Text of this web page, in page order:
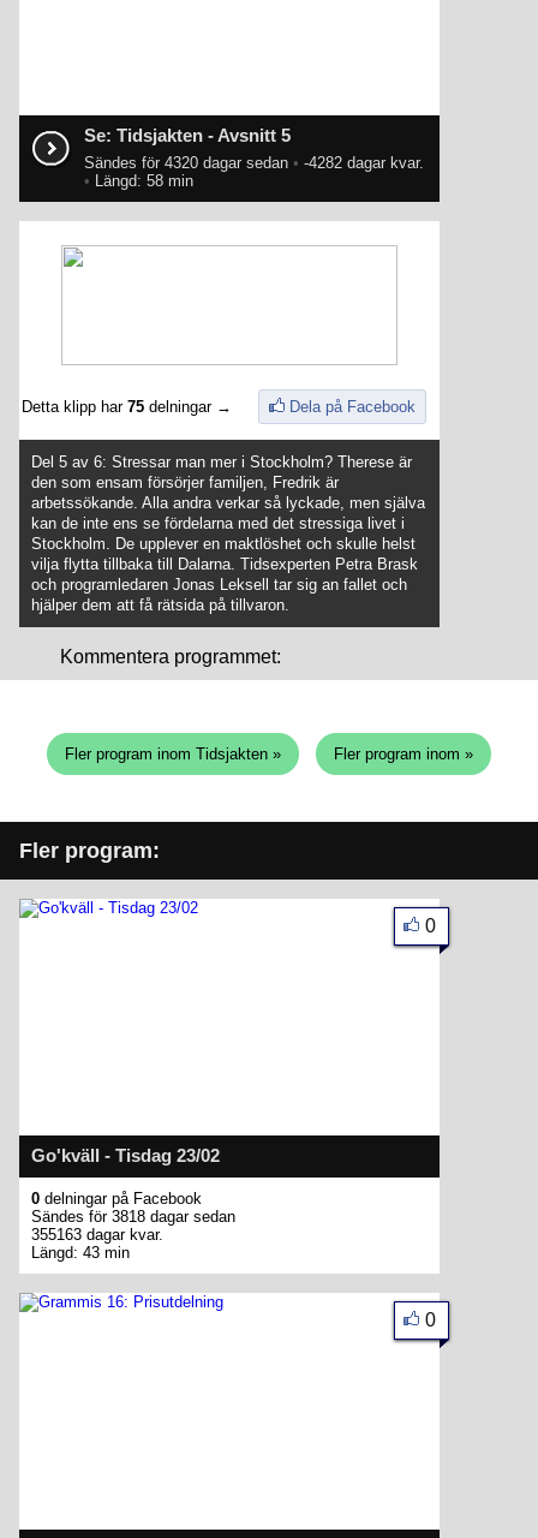
Se: Tidsjakten - Avsnitt 5
Sändes för 4320 dagar sedan • -4282 dagar kvar.
• Längd: 58 min
Detta klipp har 75delningar → Dela på Facebook
Del 5 av 6: Stressar man mer i Stockholm? Therese är
den som ensam försörjer familjen, Fredrik är
arbetssökande. Alla andra verkar så lyckade, men själva
kan de inte ens se fördelarna med det stressiga livet i
Stockholm. De upplever en maktlöshet och skulle helst
vilja flytta tillbaka till Dalarna. Tidsexperten Petra Brask
och programledaren Jonas Leksell tar sig an fallet och
hjälper dem att få rätsida på tillvaron.
Kommentera programmet:
Fler program inom Tidsjakten » Fler program inom »
Fler program:
Go'kväll - Tisdag 23/02
0
0 delningar på Facebook
Sändes för 3818 dagar sedan
355163 dagar kvar.
Längd: 43 min
0